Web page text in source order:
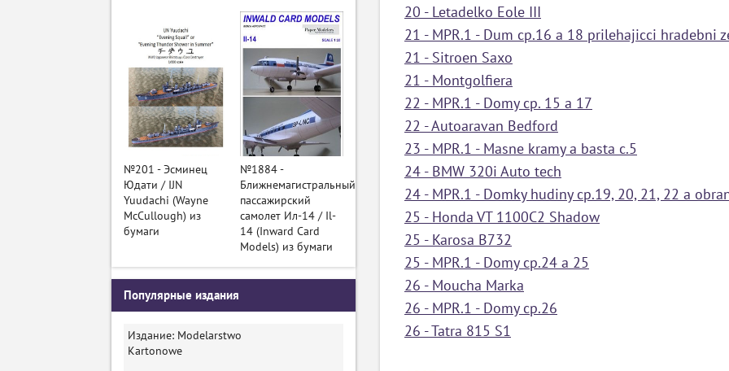
20 - Letadelko Eole III
21 - MPR.1 - Dum cp.16 a 18 prilehajicci hradebni
21 - Sitroen Saxo
21 - Montgolfiera
22 - MPR.1 - Domy cp. 15 a 17
22 - Autoaravan Bedford
23 - MPR.1 - Masne kramy a basta c.5
24 - BMW 320i Auto tech
24 - MPR.1 - Domky hudiny cp.19, 20, 21, 22 a
25 - Honda VT 1100C2 Shadow
25 - Karosa B732
25 - MPR.1 - Domy cp.24 a 25
26 - Moucha Marka
26 - MPR.1 - Domy cp.26
26 - Tatra 815 S1
№201 - Эсминец
Юдати / IJN
Yuudachi (Wayne
McCullough) из
бумаги
№1884 -
Ближнемагистральный
пассажирский
самолет Ил-14 / Il-
14 (Inward Card
Models) из бумаги
Популярные издания
Издание: Modelarstwo
Kartonowe